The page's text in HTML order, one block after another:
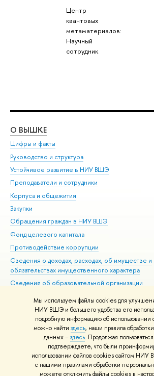
Мы используем файлы cookies для
НИУ ВШЭ и большего удобства его
подробную информацию об использовании
можно найти здесь, наши правила
данных –здесь. Продолжая
подтверждаете, что были
использовании файлов cookies сайтом НИУ
с нашими правилами обработки
можете отключить файлы cookies в
Центр
квантовых
метаматериалов:
Научный
сотрудник
О ВЫШКЕ
Цифры и факты
Руководство и структура
Устойчивое развитие в НИУ ВШЭ
Преподаватели и сотрудники
Корпуса и общежития
Закупки
Обращения граждан в НИУ ВШЭ
Фонд целевого капитала
Противодействие коррупции
Сведения о доходах, расходах, об имуществе и
обязательствах имущественного характера
Сведения об образовательной организации
Людям с ограниченными возможностями
Единая платежная страница
Работа в Вышке
© НИУ ВШЭ 1993–2026 Адреса и контакты
материалов Политика конфиденциальности